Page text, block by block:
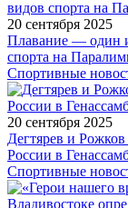
20 сентября 2025
Плавание — один
спорта на
Спортивные
20 сентября 2025
Дегтярев и
России в
Спортивные